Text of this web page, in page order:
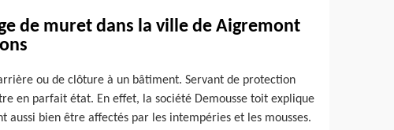
de muret dans la ville de Aigremont
ou de clôture à un bâtiment. Servant de protection
en parfait état. En effet, la société Demousse toit explique
aussi bien être affectés par les intempéries et les mousses.